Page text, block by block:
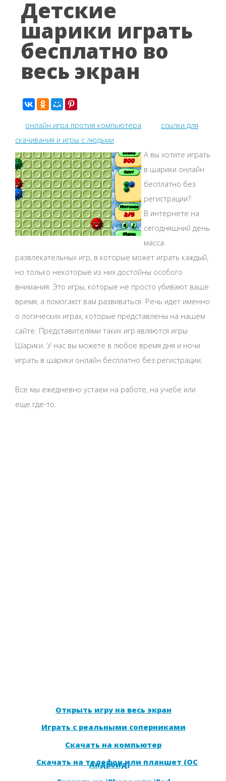
Детские
шарики играть
бесплатно во
весь экран
онлайн игра против компьютера
ссылки для
скачивания и игры с людьми
А вы хотите играть
в шарики онлайн
бесплатно без
регистрации?
В интернете на
сегодняшний день
масса
развлекательных игр, в которые может играть каждый,
но только некоторые из них достойны особого
внимания. Это игры, которые не просто убивают ваше
время, а помогают вам развиваться. Речь идет именно
о логических играх, которые представлены на нашем
сайте. Представителями таких игр являются игры
Шарики. У нас вы можете в любое время дня и ночи
играть в шарики онлайн бесплатно без регистрации.
Все мы ежедневно устаем на работе, на учебе или
еще где-то.
Открыть игру на весь экран
Играть с реальными соперниками
Скачать на компьютер
Скачать на телефон или планшет (ОС
Андроид)